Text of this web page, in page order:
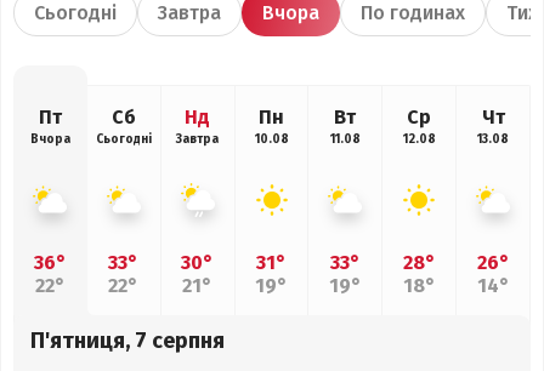
Сьогодні Завтра Вчора По годинах
Пт
Вчора
36°
22°
Сб
Сьогодні
33°
22°
Нд
Завтра
30°
21°
Пн
10.08
31°
19°
Вт
11.08
33°
19°
Ср
12.08
28°
18°
Чт
13.08
26°
14°
П'ятниця, 7 серпня